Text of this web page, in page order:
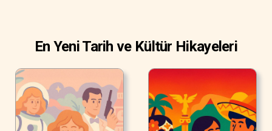
En Yeni Tarih ve Kültür Hikayeleri